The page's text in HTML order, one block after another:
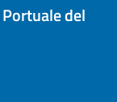
del